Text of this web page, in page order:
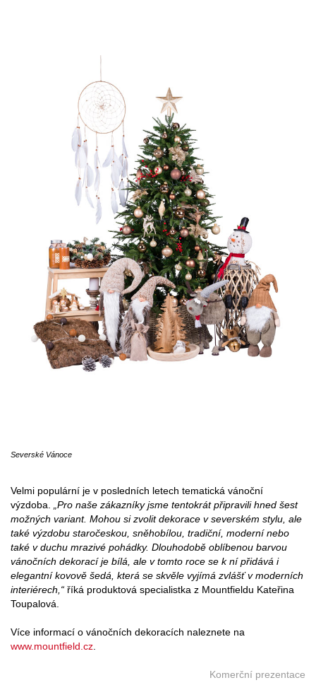
Severské Vánoce
Velmi populární je v posledních letech tematická vánoční
výzdoba.
„Pro naše zákazníky jsme tentokrát připravili hned šest
možných variant. Mohou si zvolit dekorace v severském stylu, ale
také výzdobu staročeskou, sněhobílou, tradiční, moderní nebo
také v duchu mrazivé pohádky. Dlouhodobě oblíbenou barvou
vánočních dekorací je bílá, ale v tomto roce se k ní přidává i
elegantní kovově šedá, která se skvěle vyjímá zvlášť v moderních
interiérech,“ říká produktová specialistka z Mountfieldu Kateřina
Toupalová.
Více informací o vánočních dekoracích naleznete na
www.mountfield.cz
Komerční prezentace